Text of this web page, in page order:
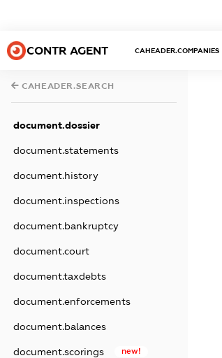
CONTR AGENT CAHEADER.COMPANIES
CAHEADER.SEARCH
document.dossier
document.statements
document.history
document.inspections
document.bankruptcy
document.court
document.taxdebts
document.enforcements
document.balances
document.scorings new!